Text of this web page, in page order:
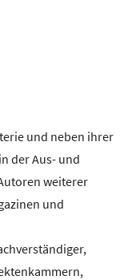
und neben ihrer
der Aus- und
weiterer
und